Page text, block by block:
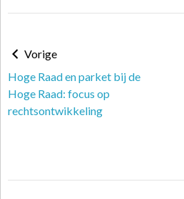
Vorige
Hoge Raad en parket bij de
Hoge Raad: focus op
rechtsontwikkeling